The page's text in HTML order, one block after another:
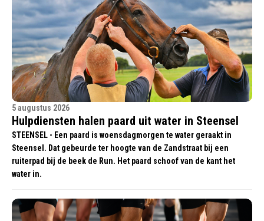
5 augustus 2026
Hulpdiensten halen paard uit water in Steensel
STEENSEL - Een paard is woensdagmorgen te water geraakt in
Steensel. Dat gebeurde ter hoogte van de Zandstraat bij een
ruiterpad bij de beek de Run. Het paard schoof van de kant het
water in.